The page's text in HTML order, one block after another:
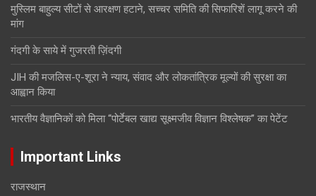
मुस्लिम बाहुल्य सीटों से आरक्षण हटाने, सच्चर समिति की सिफारिशें लागू करने की
मांग
गंदगी के साये में गुजरती ज़िंदगी
JIH की मजलिस-ए-शूरा ने न्याय, संवाद और लोकतांत्रिक मूल्यों की सुरक्षा का
आह्वान किया
भारतीय वैज्ञानिकों को मिला “पोर्टेबल खाद्य सूक्ष्मजीव विज्ञान विश्लेषक” का पेटेंट
Important Links
राजस्थान